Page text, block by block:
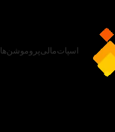
اسپاتمالیپروموشن‌ها